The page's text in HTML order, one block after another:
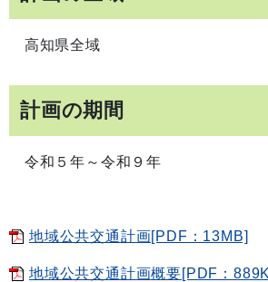
高知県全域
計画の期間
令和５年～令和９年
地域公共交通計画[PDF：13MB]
地域公共交通計画概要[PDF：